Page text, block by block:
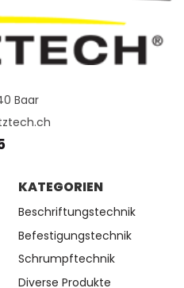
Baar
KATEGORIEN
Beschriftungstechnik
Befestigungstechnik
Schrumpftechnik
Diverse Produkte